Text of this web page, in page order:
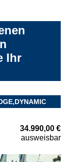
Ihr
34.990,00 €
ausweisbar